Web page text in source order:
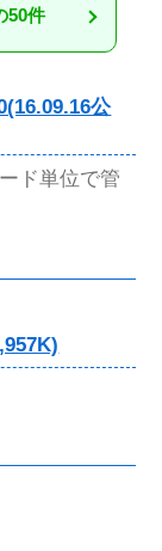
50件
公
ド単位で管